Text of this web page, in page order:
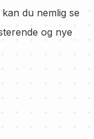
du nemlig se
og nye